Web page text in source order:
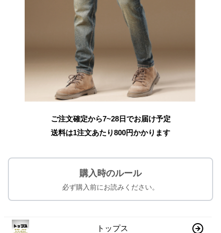
ご注文確定から7~28日でお届け予定
送料は1注文あたり800円かかります
購入時のルール
必ず購入前にお読みください。
トップス